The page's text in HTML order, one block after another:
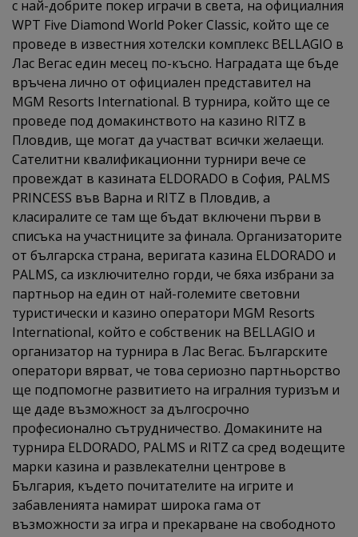
с най-добрите покер играчи в света, на официалния
WPT Five Diamond World Poker Classic, който ще се
проведе в известния хотелски комплекс BELLAGIO в
Лас Вегас един месец по-късно. Наградата ще бъде
връчена лично от официален представител на
MGM Resorts International. В турнира, който ще се
проведе под домакинството на казино RITZ в
Пловдив, ще могат да участват всички желаещи.
Сателитни квалификационни турнири вече се
провеждат в казината ELDORADO в София, PALMS
PRINCESS във Варна и RITZ в Пловдив, а
класиралите се там ще бъдат включени първи в
списъка на участниците за финала. Организаторите
от българска страна, веригата казина ELDORADO и
PALMS, са изключително горди, че бяха избрани за
партньор на един от най-големите световни
туристически и казино оператори MGM Resorts
International, който е собственик на BELLAGIO и
организатор на турнира в Лас Вегас. Българските
оператори вярват, че това сериозно партньорство
ще подпомогне развитието на игралния туризъм и
ще даде възможност за дългосрочно
професионално сътрудничество. Домакините на
турнира ELDORADO, PALMS и RITZ са сред водещите
марки казина и развлекателни центрове в
България, където почитателите на игрите и
забавленията намират широка гама от
възможности за игра и прекарване на свободното